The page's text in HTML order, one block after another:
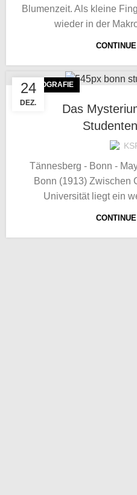
Blumenzeit. Als kleine
wieder in der
24
DEZ.
FOTOGRAFIE
Das
Tännesberg - Bonn -
Bonn (1913) Zwischen
Universität liegt ein